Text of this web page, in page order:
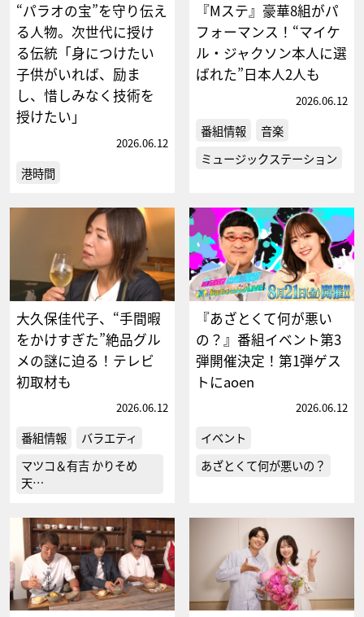
“パラオの宝”を守り伝え
る人物。次世代に授け
る伝統「身につけたい
子供がいれば、励ま
し、惜しみなく技術を
授けたい」
2026.06.12
港時間
『Mステ』豪華8組がパ
フォーマンス！“マイケ
ル・ジャクソン本人に選
ばれた”日本人2人も
2026.06.12
番組情報
音楽
ミュージックステーション
大久保佳代子、“手間暇
をかけすぎた”絶品グル
メの謎に迫る！テレビ
初取材も
2026.06.12
番組情報
バラエティ
マツコ＆有吉 かりそめ
天…
『あざとくて何が悪い
の？』番組イベント第3
弾開催決定！第1弾ゲス
トにaoen
2026.06.12
イベント
あざとくて何が悪いの？